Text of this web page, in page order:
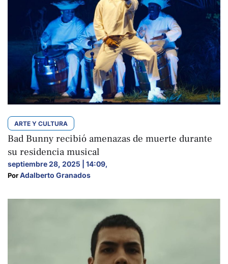
ARTE Y CULTURA
Bad Bunny recibió amenazas de muerte durante
su residencia musical
septiembre 28, 2025 | 14:09,
Por Adalberto Granados